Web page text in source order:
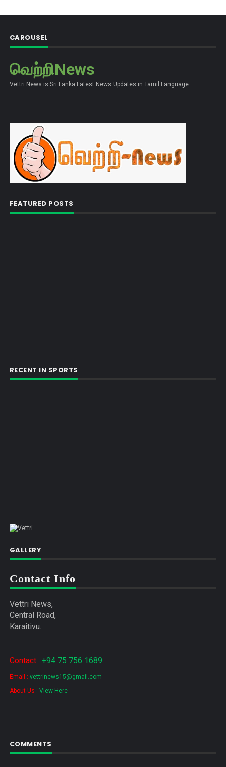
CAROUSEL
வெற்றிNews
Vettri News is Sri Lanka Latest News Updates in Tamil Language.
FEATURED POSTS
RECENT IN SPORTS
GALLERY
Contact Info
Vettri News,
Central Road,
Karaitivu.
Contact : +94 75 756 1689
Email : vettrinews15@gmail.com
About Us : View Here
COMMENTS